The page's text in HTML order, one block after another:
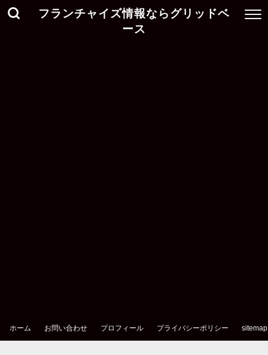
フランチャイズ情報ならグリッドベ
ース
ホーム お問い合わせ プロフィール プライバシーポリシー sitemap